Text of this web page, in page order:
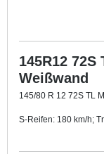
145R12
Weißwand
145/80 R 12 72S TL
S-Reifen: 180 km/h;